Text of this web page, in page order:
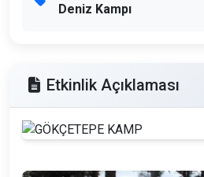
Deniz Kampı
Etkinlik Açıklaması